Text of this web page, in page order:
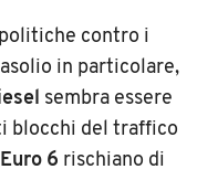
contro i
in particolare,
sembra essere
blocchi del traffico
6 rischiano di